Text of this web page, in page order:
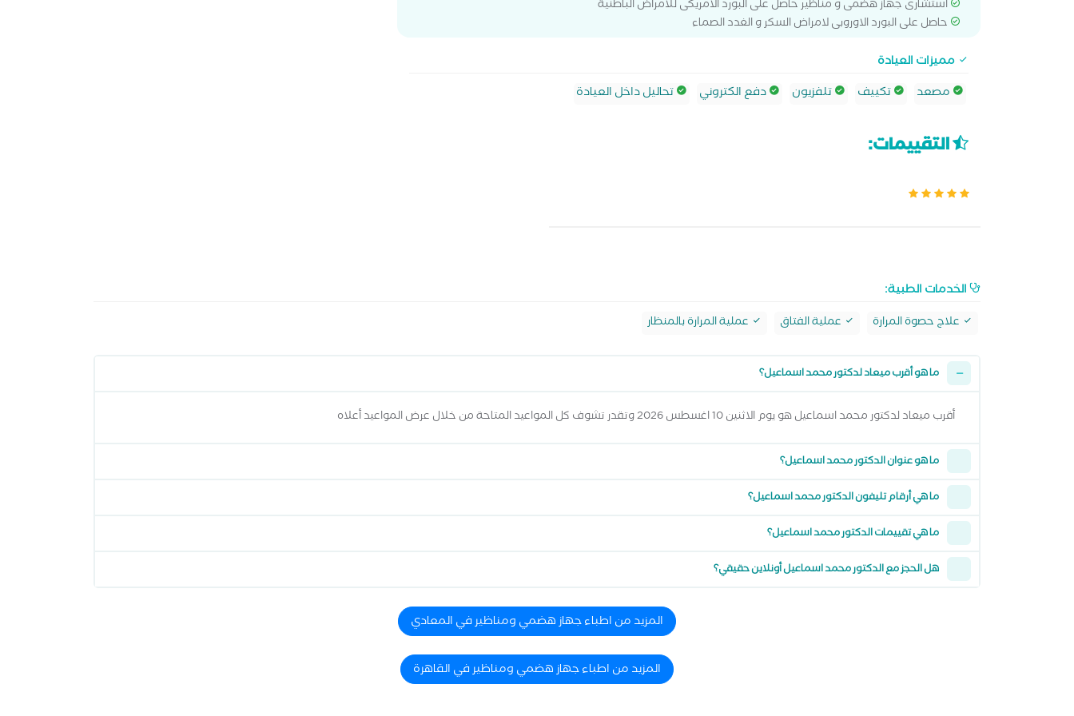
استشارى جهاز هضمى و مناظير حاصل على البورد الامريكى للامراض الباطنية
حاصل على البورد الاوروبى لامراض السكر و الغدد الصماء
مميزات العيادة
مصعد
تكييف تلفزيون دفع الكتروني تحاليل داخل العيادة
التقييمات:
الخدمات الطبية:
علاج حصوة المرارة عملية الفتاق عملية المرارة بالمنظار
ما هو أقرب ميعاد لدكتور محمد اسماعيل؟
أقرب ميعاد لدكتور محمد اسماعيل هو يوم الاثنين 10 اغسطس 2026 وتقدر تشوف كل المواعيد المتاحة من خلال عرض المواعيد أعلاه
ما هو عنوان الدكتور محمد اسماعيل؟
ما هي أرقام تليفون الدكتور محمد اسماعيل؟
ما هي تقييمات الدكتور محمد اسماعيل؟
هل الحجز مع الدكتور محمد اسماعيل أونلاين حقيقي؟
المزيد من اطباء جهاز هضمي ومناظير في المعادي
المزيد من اطباء جهاز هضمي ومناظير في القاهرة